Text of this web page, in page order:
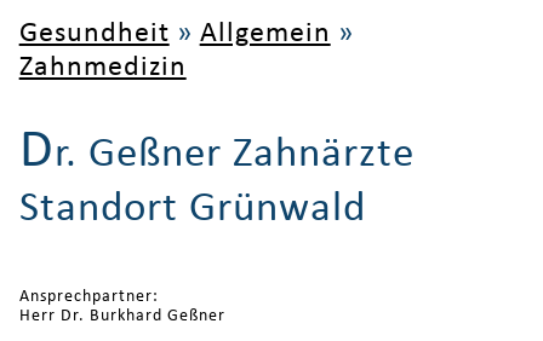
Gesundheit » Allgemein »
Zahnmedizin
Dr. Geßner Zahnärzte
Standort Grünwald
Ansprechpartner:
Herr Dr. Burkhard Geßner